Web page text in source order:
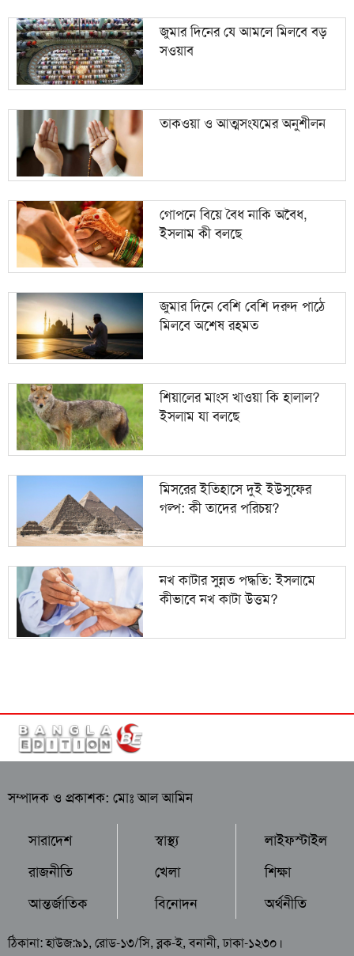
জুমার দিনের যে আমলে মিলবে বড়
সওয়াব
তাকওয়া ও আত্মসংযমের অনুশীলন
গোপনে বিয়ে বৈধ নাকি অবৈধ,
ইসলাম কী বলছে
জুমার দিনে বেশি বেশি দরুদ পাঠে
মিলবে অশেষ রহমত
শিয়ালের মাংস খাওয়া কি হালাল?
ইসলাম যা বলছে
মিসরের ইতিহাসে দুই ইউসুফের
গল্প: কী তাদের পরিচয়?
নখ কাটার সুন্নত পদ্ধতি: ইসলামে
কীভাবে নখ কাটা উত্তম?
সম্পাদক ও প্রকাশক: মোঃ আল আমিন
সারাদেশ
রাজনীতি
আন্তর্জাতিক
স্বাস্থ্য
খেলা
বিনোদন
লাইফস্টাইল
শিক্ষা
অর্থনীতি
ঠিকানা: হাউজ:৯১, রোড-১৩/সি, ব্লক-ই, বনানী, ঢাকা-১২৩০।